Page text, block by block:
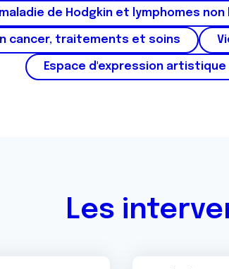
de Hodgkin et lymphomes
cancer, traitements et soins
Espace d'expression artistique
Les